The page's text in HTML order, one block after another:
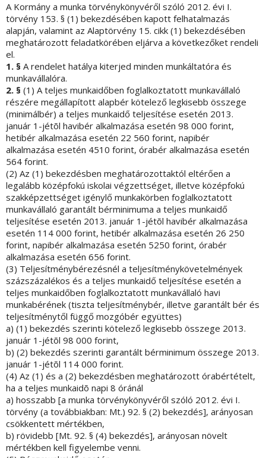
A Kormány a munka törvénykönyvéről szóló 2012. évi I.
törvény 153. § (1) bekezdésében kapott felhatalmazás
alapján, valamint az Alaptörvény 15. cikk (1) bekezdésében
meghatározott feladatkörében eljárva a következőket rendeli
el.
1. § A rendelet hatálya kiterjed minden munkáltatóra és
munkavállalóra.
2. § (1) A teljes munkaidőben foglalkoztatott munkavállaló
részére megállapított alapbér kötelező legkisebb összege
(minimálbér) a teljes munkaidő teljesítése esetén 2013.
január 1-jétõl havibér alkalmazása esetén 98 000 forint,
hetibér alkalmazása esetén 22 560 forint, napibér
alkalmazása esetén 4510 forint, órabér alkalmazása esetén
564 forint.
(2) Az (1) bekezdésben meghatározottaktól eltérően a
legalább középfokú iskolai végzettséget, illetve középfokú
szakképzettséget igénylő munkakörben foglalkoztatott
munkavállaló garantált bérminimuma a teljes munkaidő
teljesítése esetén 2013. január 1-jétõl havibér alkalmazása
esetén 114 000 forint, hetibér alkalmazása esetén 26 250
forint, napibér alkalmazása esetén 5250 forint, órabér
alkalmazása esetén 656 forint.
(3) Teljesítménybérezésnél a teljesítménykövetelmények
százszázalékos és a teljes munkaidő teljesítése esetén a
teljes munkaidőben foglalkoztatott munkavállaló havi
munkabérének (tiszta teljesítménybér, illetve garantált bér és
teljesítménytől függő mozgóbér együttes)
a) (1) bekezdés szerinti kötelező legkisebb összege 2013.
január 1-jétõl 98 000 forint,
b) (2) bekezdés szerinti garantált bérminimum összege 2013.
január 1-jétõl 114 000 forint.
(4) Az (1) és a (2) bekezdésben meghatározott órabértételt,
ha a teljes munkaidõ napi 8 óránál
a) hosszabb [a munka törvénykönyvéről szóló 2012. évi I.
törvény (a továbbiakban: Mt.) 92. § (2) bekezdés], arányosan
csökkentett mértékben,
b) rövidebb [Mt. 92. § (4) bekezdés], arányosan növelt
mértékben kell figyelembe venni.